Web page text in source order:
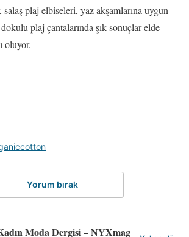
salaş plaj elbiseleri, yaz akşamlarına uygun
plaj çantalarında şık sonuçlar elde
oluyor.
Yorum bırak
Moda Dergisi – NYXmag